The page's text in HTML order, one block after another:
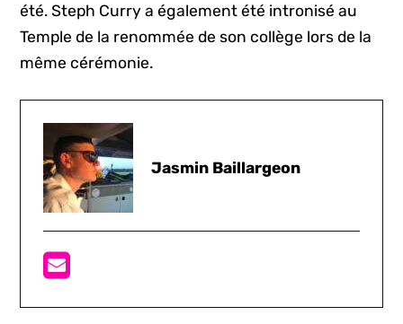
été. Steph Curry a également été intronisé au
Temple de la renommée de son collège lors de la
même cérémonie.
Jasmin Baillargeon